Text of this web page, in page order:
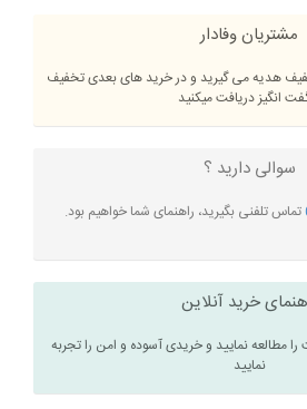
مشتریان وفادار
هدیه می گیرید و در خرید های بعدی تخفیف
انگیز دریافت میکنید
سوالی دارید ؟
تماس تلفنی بگیرید، راهنمای شما خواهیم بود.
خرید آنلاین
مطالعه نمایید و خریدی آسوده و امن را تجربه
نمایید